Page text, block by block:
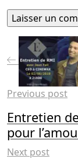
Previous post
Entretien
pour
Next post